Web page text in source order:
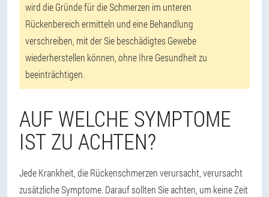
wird die Gründe für die Schmerzen im unteren
Rückenbereich ermitteln und eine Behandlung
verschreiben, mit der Sie beschädigtes Gewebe
wiederherstellen können, ohne Ihre Gesundheit zu
beeinträchtigen.
AUF WELCHE SYMPTOME
IST ZU ACHTEN?
Jede Krankheit, die Rückenschmerzen verursacht, verursacht
zusätzliche Symptome. Darauf sollten Sie achten, um keine Zeit